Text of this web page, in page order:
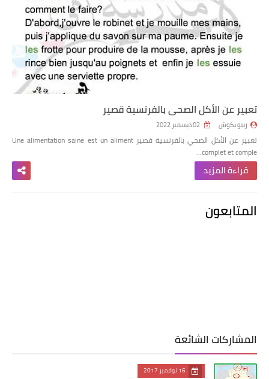
تعبير عن الأكل الصحي بالفرنسية قصير
زينو بكوش
تعبير عن الأكل الصحي بالفرنسية قصير Une alimentation saine est un aliment
complet et comple…
قراءة المزيد
المتابعون
المشاركات الشائعة
16 نوفمبر 2017